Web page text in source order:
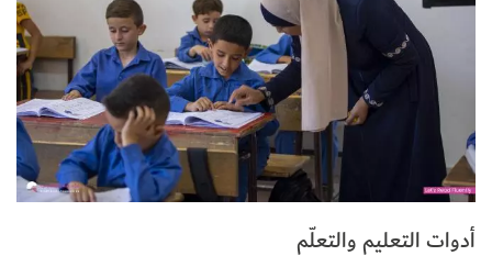
أدوات التعليم والتعلّم